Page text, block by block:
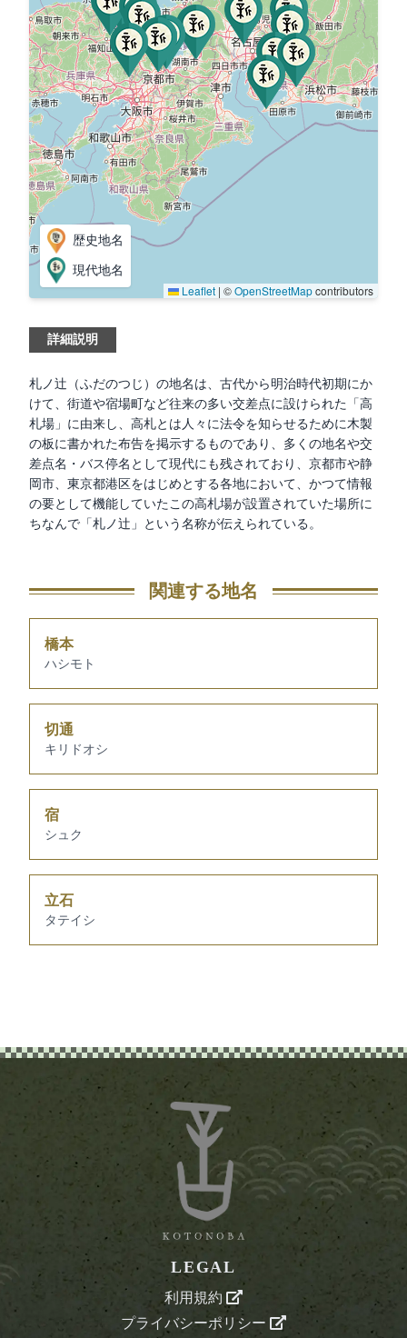
歴史地名
現代地名
Leaflet | ©OpenStreetMapcontributors
詳細説明
札ノ辻（ふだのつじ）の地名は、古代から明治時代初期にか
けて、街道や宿場町など往来の多い交差点に設けられた「高
札場」に由来し、高札とは人々に法令を知らせるために木製
の板に書かれた布告を掲示するものであり、多くの地名や交
差点名・バス停名として現代にも残されており、京都市や静
岡市、東京都港区をはじめとする各地において、かつて情報
の要として機能していたこの高札場が設置されていた場所に
ちなんで「札ノ辻」という名称が伝えられている。
関連する地名
橋本
ハシモト
切通
キリドオシ
宿
シュク
立石
タテイシ
LEGAL
利用規約
プライバシーポリシー